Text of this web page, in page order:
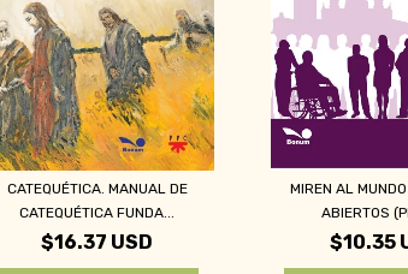
CATEQUÉTICA. MANUAL DE
CATEQUÉTICA FUNDA...
$16.37 USD
MIREN AL
ABIERTOS
$10.35